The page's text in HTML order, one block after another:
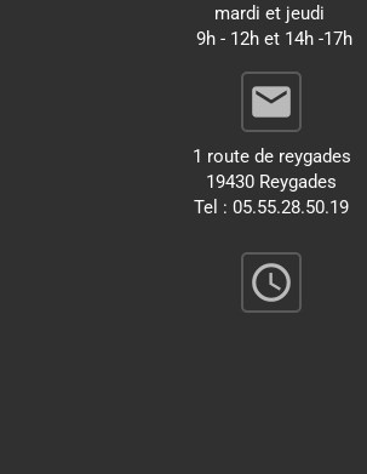
mardi et jeudi
9h - 12h et 14h -17h
email
1 route de reygades
19430 Reygades
Tel : 05.55.28.50.19
query_builder